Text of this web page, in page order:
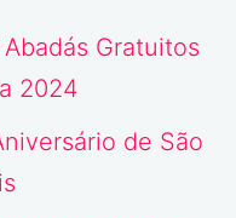
Gratuitos
2024
de São